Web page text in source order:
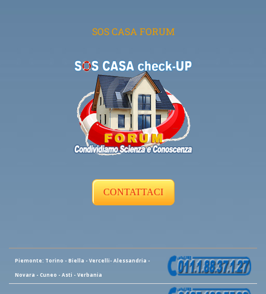
SOS CASA FORUM
CONTATTACI
Piemonte: Torino - Biella - Vercelli- Alessandria -
Novara - Cuneo - Asti - Verbania